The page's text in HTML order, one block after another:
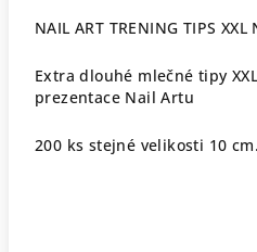
NAIL ART TRENING TIPS XXL
Extra dlouhé mlečné tipy
prezentace Nail Artu
200 ks stejné velikosti 10 cm.